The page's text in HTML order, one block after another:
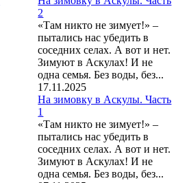
2
«Там никто не зимует!» –
пытались нас убедить в
соседних селах. А вот и нет.
Зимуют в Аскулах! И не
одна семья. Без воды, без...
17.11.2025
На зимовку в Аскулы. Часть
1
«Там никто не зимует!» –
пытались нас убедить в
соседних селах. А вот и нет.
Зимуют в Аскулах! И не
одна семья. Без воды, без...